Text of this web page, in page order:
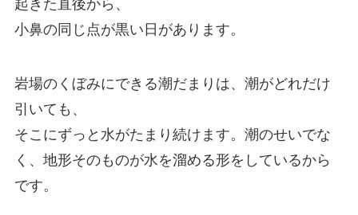
起きた直後から、
小鼻の同じ点が黒い日があります。
岩場のくぼみにできる潮だまりは、潮がどれだけ
引いても、
そこにずっと水がたまり続けます。潮のせいでな
く、地形そのものが水を溜める形をしているから
です。